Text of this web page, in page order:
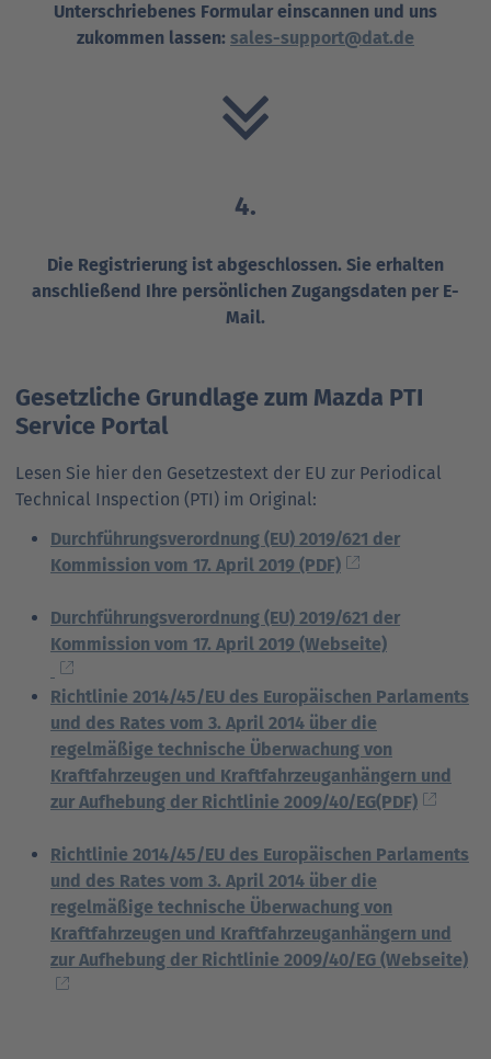
Unterschriebenes Formular einscannen und uns
zukommen lassen: sales-support@dat.de
4.
Die Registrierung ist abgeschlossen. Sie erhalten
anschließend Ihre persönlichen Zugangsdaten per E-
Mail.
Gesetzliche Grundlage zum Mazda PTI
Service Portal
Lesen Sie hier den Gesetzestext der EU zur Periodical
Technical Inspection (PTI) im Original:
Durchführungsverordnung (EU) 2019/621 der
Kommission vom 17. April 2019 (PDF)
Durchführungsverordnung (EU) 2019/621 der
Kommission vom 17. April 2019 (Webseite)
Richtlinie 2014/45/EU des Europäischen Parlaments
und des Rates vom 3. April 2014 über die
regelmäßige technische Überwachung von
Kraftfahrzeugen und Kraftfahrzeuganhängern und
zur Aufhebung der Richtlinie 2009/40/EG(PDF)
Richtlinie 2014/45/EU des Europäischen Parlaments
und des Rates vom 3. April 2014 über die
regelmäßige technische Überwachung von
Kraftfahrzeugen und Kraftfahrzeuganhängern und
zur Aufhebung der Richtlinie 2009/40/EG (Webseite)